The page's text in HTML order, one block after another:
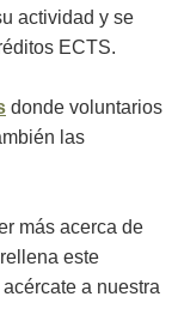
actividad y se
ECTS.
donde voluntarios
las
más acerca de
este
a nuestra